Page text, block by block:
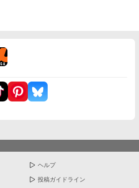
ヘルプ
投稿ガイドライン